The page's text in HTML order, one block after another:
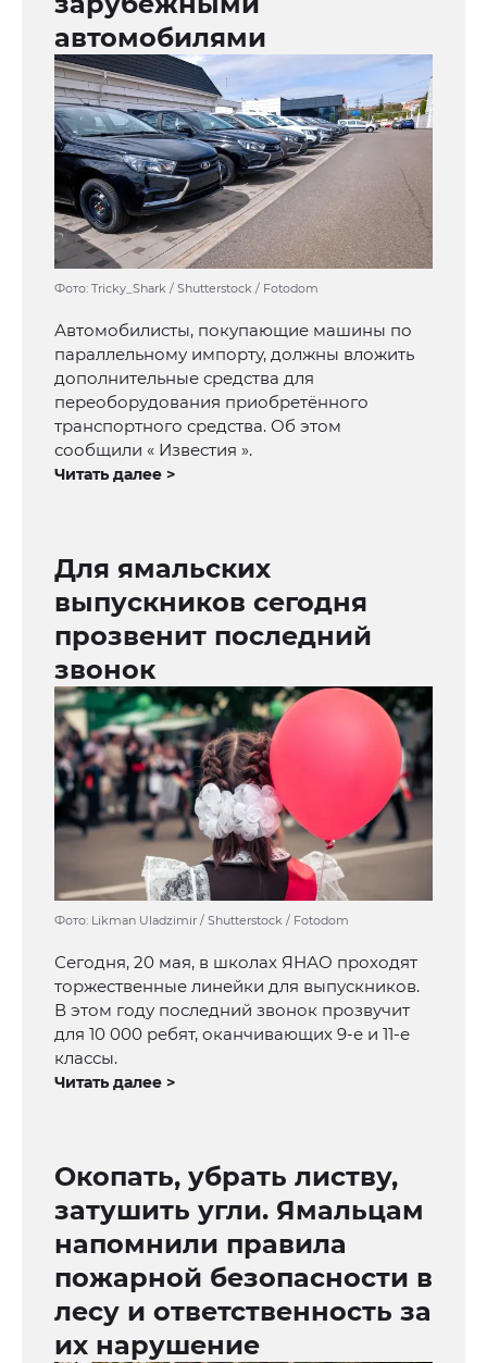
автомобилями
Фото: Tricky_Shark / Shutterstock / Fotodom
Автомобилисты, покупающие машины по
параллельному импорту, должны вложить
дополнительные средства для
переоборудования приобретённого
транспортного средства. Об этом
сообщили « Известия ».
Читать далее >
Для ямальских
выпускников сегодня
прозвенит последний
звонок
Фото: Likman Uladzimir / Shutterstock / Fotodom
Сегодня, 20 мая, в школах ЯНАО проходят
торжественные линейки для выпускников.
В этом году последний звонок прозвучит
для 10 000 ребят, оканчивающих 9-е и 11-е
классы.
Читать далее >
Окопать, убрать листву,
затушить угли. Ямальцам
напомнили правила
пожарной безопасности в
лесу и ответственность за
их нарушение